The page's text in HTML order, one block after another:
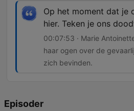
Op het moment dat je
hier. Teken je ons
00:07:53 · Marie
haar ogen over de
zich bevinden.
Episoder